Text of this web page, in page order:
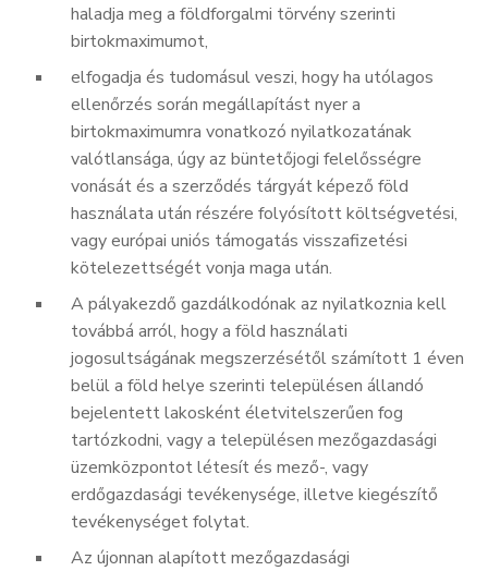
haladja meg a földforgalmi törvény szerinti
birtokmaximumot,
elfogadja és tudomásul veszi, hogy ha utólagos
ellenőrzés során megállapítást nyer a
birtokmaximumra vonatkozó nyilatkozatának
valótlansága, úgy az büntetőjogi felelősségre
vonását és a szerződés tárgyát képező föld
használata után részére folyósított költségvetési,
vagy európai uniós támogatás visszafizetési
kötelezettségét vonja maga után.
A pályakezdő gazdálkodónak az nyilatkoznia kell
továbbá arról, hogy a föld használati
jogosultságának megszerzésétől számított 1 éven
belül a föld helye szerinti településen állandó
bejelentett lakosként életvitelszerűen fog
tartózkodni, vagy a településen mezőgazdasági
üzemközpontot létesít és mező-, vagy
erdőgazdasági tevékenysége, illetve kiegészítő
tevékenységet folytat.
Az újonnan alapított mezőgazdasági